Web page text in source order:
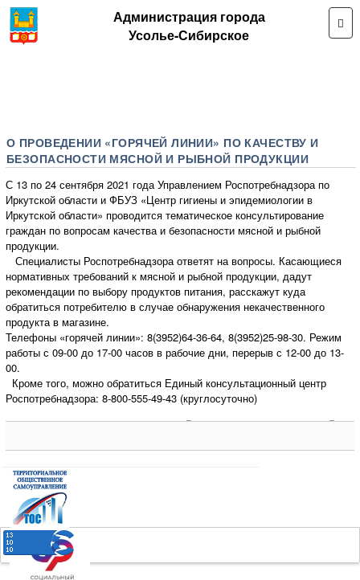
Администрация города
Усолье-Сибирское
О ПРОВЕДЕНИИ «ГОРЯЧЕЙ ЛИНИИ» ПО КАЧЕСТВУ И
БЕЗОПАСНОСТИ МЯСНОЙ И РЫБНОЙ ПРОДУКЦИИ
С 13 по 24 сентября 2021 года Управлением Роспотребнадзора по
Иркутской области и ФБУЗ «Центр гигиены и эпидемиологии в
Иркутской области» проводится тематическое консультирование
граждан по вопросам качества и безопасности мясной и рыбной
продукции.
Специалисты Роспотребнадзора ответят на вопросы. Касающиеся
нормативных требований к мясной и рыбной продукции, дадут
рекомендации по выбору продуктов питания, расскажут куда
обратиться потребителю в случае обнаружения некачественного
продукта в магазине.
Телефоны «горячей линии»: 8(3952)64-36-64, 8(3952)25-98-30. Режим
работы с 09-00 до 17-00 часов в рабочие дни, перерыв с 12-00 до 13-
00.
Кроме того, можно обратиться Единый консультационный центр
Роспотребнадзора: 8-800-555-49-43 (круглосуточно)
14:09, 14 сентября 2021 г. 495